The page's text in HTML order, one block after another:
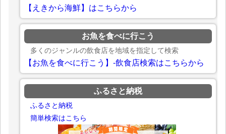
【えきから海鮮】はこちらから
お魚を食べに行こう
多くのジャンルの飲食店を地域を指定して検索
【お魚を食べに行こう】-飲食店検索はこちらから
ふるさと納税
ふるさと納税
簡単検索はこちら